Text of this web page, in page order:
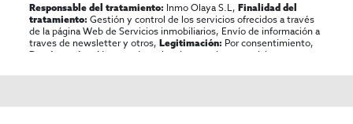
Responsable del tratamiento: Inmo Olaya S.L,Finalidad del
tratamiento: Gestión y control de los servicios ofrecidos a través
de la página Web de Servicios inmobiliarios, Envío de información a
traves de newsletter y otros,Legitimación: Por consentimiento,
Destinatarios:
No se cederan los datos, salvo para elaborar
rectificar y suprimir los datos, solicitar la portabilidad de los